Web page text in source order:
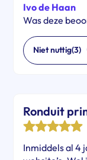
Ivo de Haan
Was deze
Niet nuttig(3)
Ronduit
Inmiddels al 4